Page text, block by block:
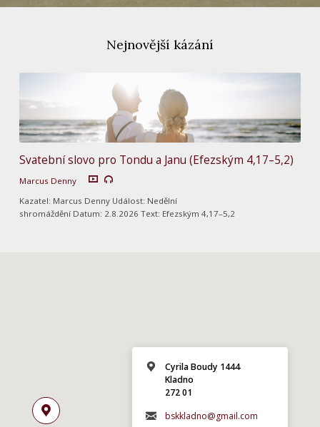
Nejnovější kázání
Svatební slovo pro Tondu a Janu (Efezským 4,17–5,2)
Marcus Denny
Kazatel: Marcus Denny Událost: Nedělní
shromáždění Datum: 2.8.2026 Text: Efezským 4,17–5,2
Cyrila Boudy 1444
Kladno
272 01
bskkladno@gmail.com